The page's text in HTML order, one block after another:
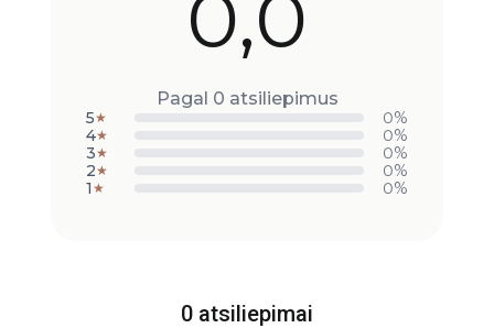
Pagal 0 atsiliepimus
5★
0%
4★
0%
3★
0%
2★
0%
1 ★ 0%
0 atsiliepimai